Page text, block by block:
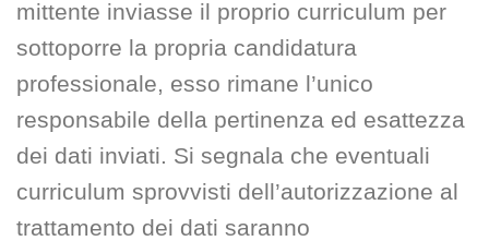
mittente inviasse il proprio curriculum per
sottoporre la propria candidatura
professionale, esso rimane l’unico
responsabile della pertinenza ed esattezza
dei dati inviati. Si segnala che eventuali
curriculum sprovvisti dell’autorizzazione al
trattamento dei dati saranno